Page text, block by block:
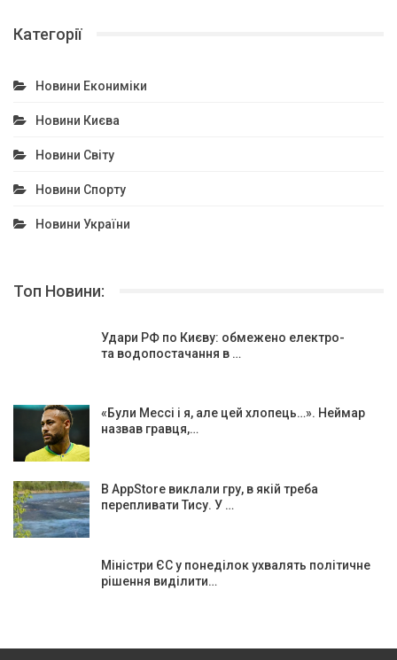
Категорії
Новини Екониміки
Новини Києва
Новини Світу
Новини Спорту
Новини України
Топ Новини:
Удари РФ по Києву: обмежено електро-
та водопостачання в …
«Були Мессі і я, але цей хлопець…». Неймар
назвав гравця,…
В AppStore виклали гру, в якій треба
перепливати Тису. У …
Міністри ЄС у понеділок ухвалять політичне
рішення виділити…